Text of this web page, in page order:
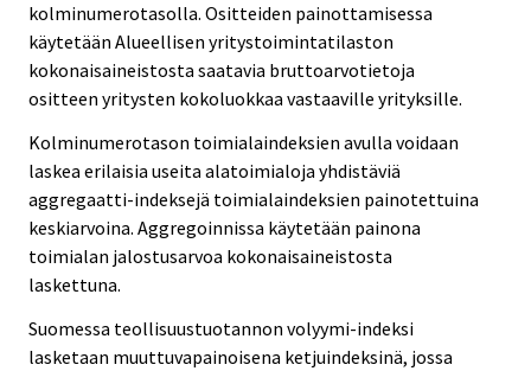
kolminumerotasolla. Ositteiden painottamisessa
käytetään Alueellisen yritystoimintatilaston
kokonaisaineistosta saatavia bruttoarvotietoja
ositteen yritysten kokoluokkaa vastaaville yrityksille.
Kolminumerotason toimialaindeksien avulla voidaan
laskea erilaisia useita alatoimialoja yhdistäviä
aggregaatti-indeksejä toimialaindeksien painotettuina
keskiarvoina. Aggregoinnissa käytetään painona
toimialan jalostusarvoa kokonaisaineistosta
laskettuna.
Suomessa teollisuustuotannon volyymi-indeksi
lasketaan muuttuvapainoisena ketjuindeksinä, jossa